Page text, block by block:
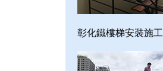
彰化鐵樓梯安裝施工